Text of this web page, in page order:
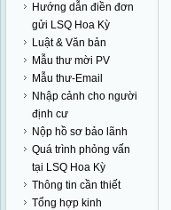
Hướng dẫn điền đơn
gửi LSQ Hoa Kỳ
Luật & Văn bản
Mẫu thư mời PV
Mẫu thư-Email
Nhập cảnh cho người
định cư
Nộp hồ sơ bảo lãnh
Quá trình phỏng vấn
tại LSQ Hoa Kỳ
Thông tin cần thiết
Tổng hợp kinh